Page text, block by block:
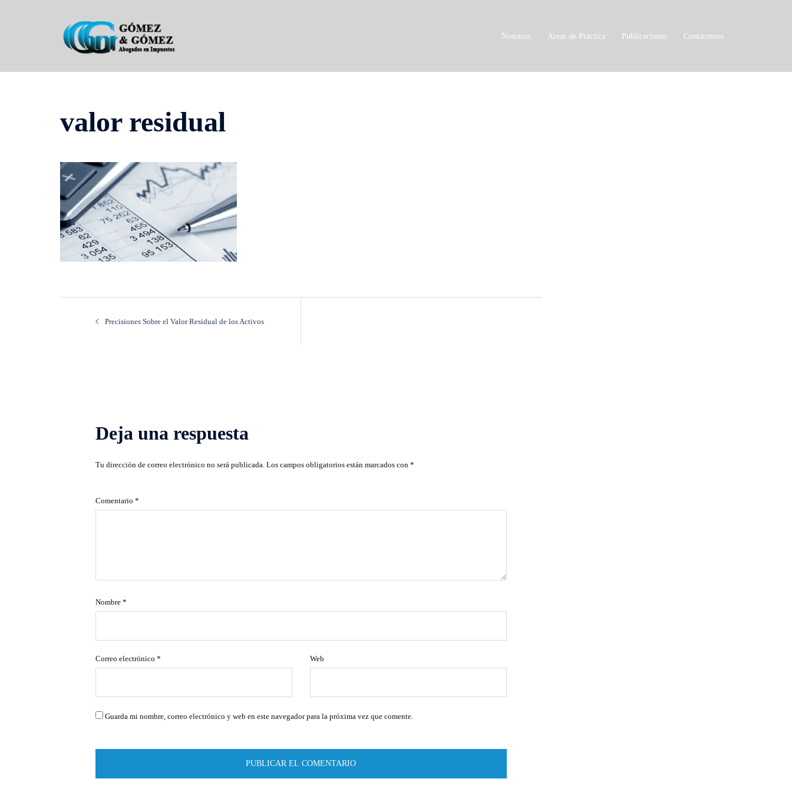
Nosotros Áreas de Práctica Publicaciones Contáctenos
valor residual
Precisiones Sobre el Valor Residual de los Activos
Deja una respuesta
Tu dirección de correo electrónico no será publicada. Los campos obligatorios están marcados con *
Comentario *
Nombre *
Correo electrónico * Web
Guarda mi nombre, correo electrónico y web en este navegador para la próxima vez que comente.